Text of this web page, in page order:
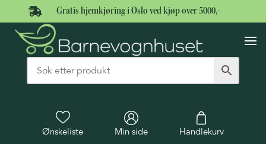
 Gratis hjemkjøring i Oslo ved kjøp over 5000,-
Ønskeliste Min side Handlekurv